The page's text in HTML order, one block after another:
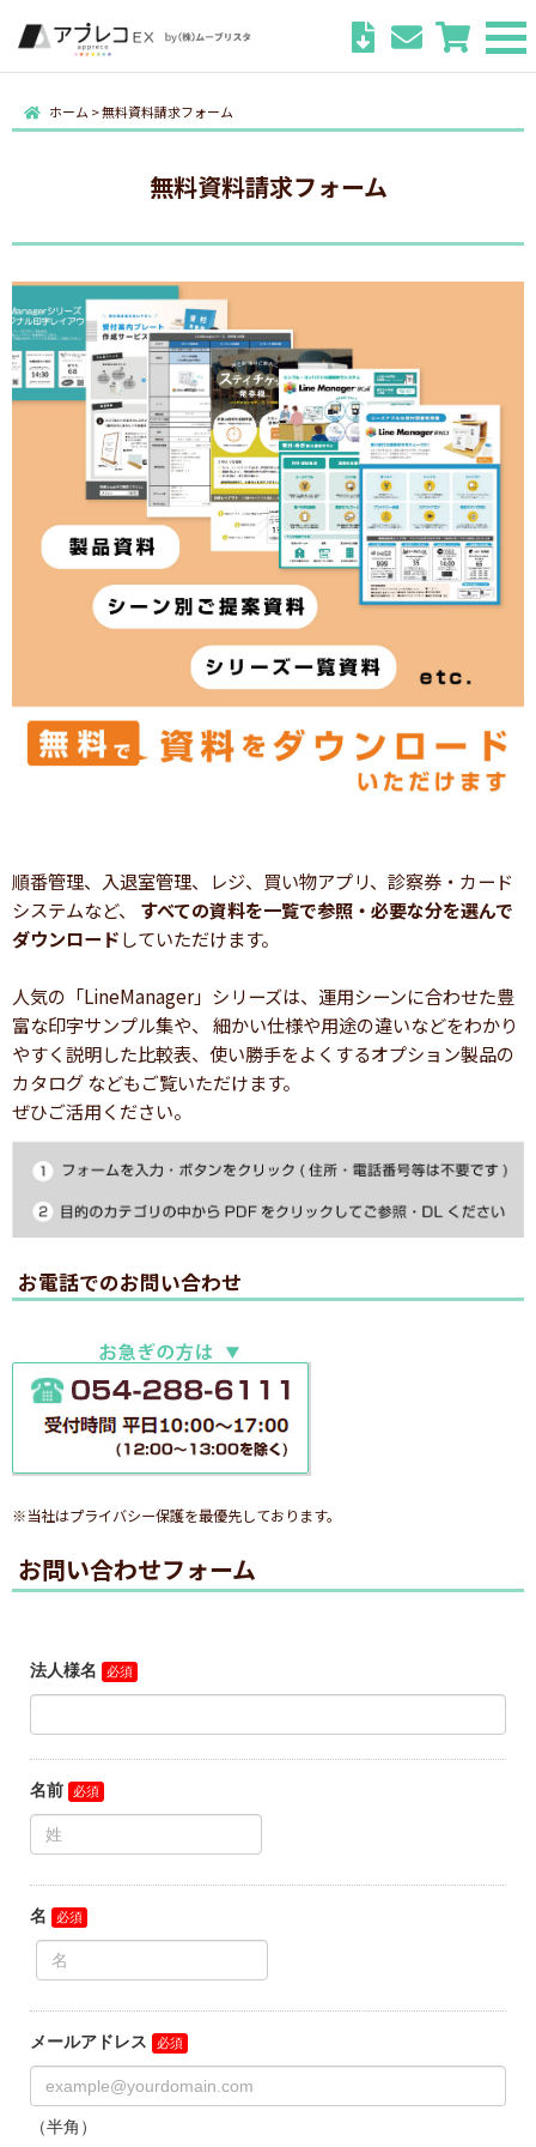
ホーム >無料資料請求フォーム
無料資料請求フォーム
順番管理、入退室管理、レジ、買い物アプリ、診察券・カード
システムなど、 すべての資料を一覧で参照・必要な分を選んで
ダウンロードしていただけます。
人気の「LineManager」シリーズは、運用シーンに合わせた豊
富な印字サンプル集や、 細かい仕様や用途の違いなどをわかり
やすく説明した比較表、使い勝手をよくするオプション製品の
カタログ などもご覧いただけます。
ぜひご活用ください。
お電話でのお問い合わせ
※当社はプライバシー保護を最優先しております。
お問い合わせフォーム